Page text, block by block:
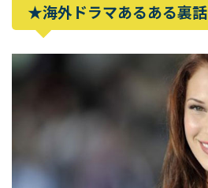
★海外ドラマあるある裏話